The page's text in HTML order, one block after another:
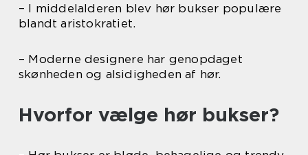
– I middelalderen blev hør bukser populære
blandt aristokratiet.
– Moderne designere har genopdaget
skønheden og alsidigheden af hør.
Hvorfor vælge hør bukser?